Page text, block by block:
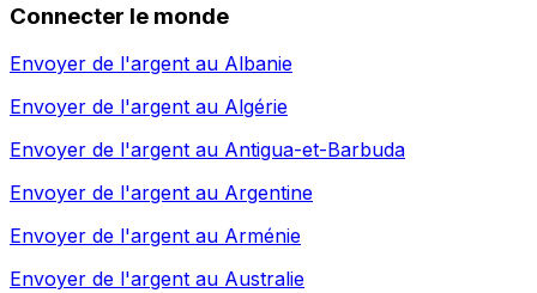
Connecter le monde
Envoyer de l'argent au Albanie
Envoyer de l'argent au Algérie
Envoyer de l'argent au Antigua-et-Barbuda
Envoyer de l'argent au Argentine
Envoyer de l'argent au Arménie
Envoyer de l'argent au Australie